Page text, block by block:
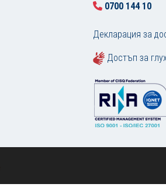
0700 144 10
Декларация за
Достъп за